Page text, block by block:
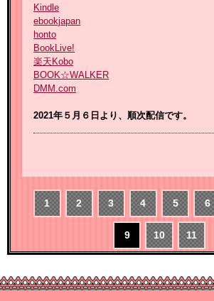
Kindle
ebookjapan
honto
BookLive!
楽天Kobo
BOOK☆WALKER
DMM.com
2021年５月６日より、順次配信です。
1 2 3 4 5 6
9 10 11